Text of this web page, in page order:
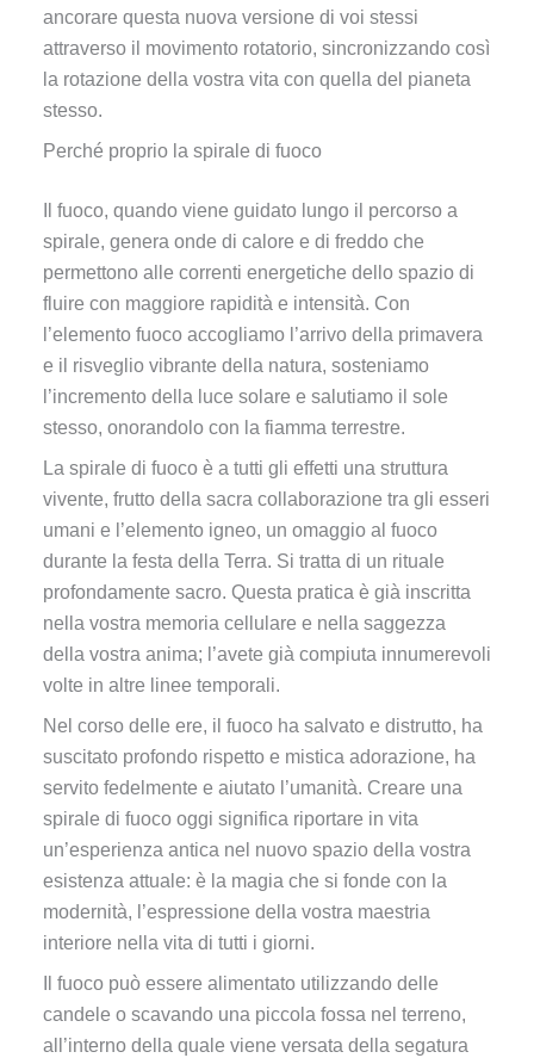
ancorare questa nuova versione di voi stessi
attraverso il movimento rotatorio, sincronizzando così
la rotazione della vostra vita con quella del pianeta
stesso.
Perché proprio la spirale di fuoco
Il fuoco, quando viene guidato lungo il percorso a
spirale, genera onde di calore e di freddo che
permettono alle correnti energetiche dello spazio di
fluire con maggiore rapidità e intensità. Con
l’elemento fuoco accogliamo l’arrivo della primavera
e il risveglio vibrante della natura, sosteniamo
l’incremento della luce solare e salutiamo il sole
stesso, onorandolo con la fiamma terrestre.
La spirale di fuoco è a tutti gli effetti una struttura
vivente, frutto della sacra collaborazione tra gli esseri
umani e l’elemento igneo, un omaggio al fuoco
durante la festa della Terra. Si tratta di un rituale
profondamente sacro. Questa pratica è già inscritta
nella vostra memoria cellulare e nella saggezza
della vostra anima; l’avete già compiuta innumerevoli
volte in altre linee temporali.
Nel corso delle ere, il fuoco ha salvato e distrutto, ha
suscitato profondo rispetto e mistica adorazione, ha
servito fedelmente e aiutato l’umanità. Creare una
spirale di fuoco oggi significa riportare in vita
un’esperienza antica nel nuovo spazio della vostra
esistenza attuale: è la magia che si fonde con la
modernità, l’espressione della vostra maestria
interiore nella vita di tutti i giorni.
Il fuoco può essere alimentato utilizzando delle
candele o scavando una piccola fossa nel terreno,
all’interno della quale viene versata della segatura